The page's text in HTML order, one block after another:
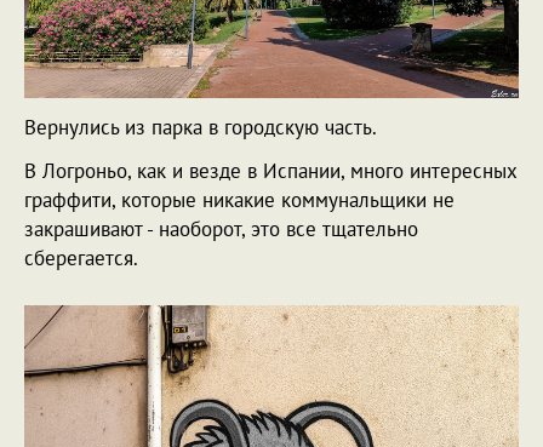
Вернулись из парка в городскую часть.
В Логроньо, как и везде в Испании, много интересных
граффити, которые никакие коммунальщики не
закрашивают - наоборот, это все тщательно
сберегается.